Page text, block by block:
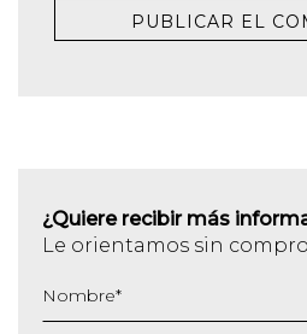
¿Quiere recibir más
Le orientamos sin
Nombre*